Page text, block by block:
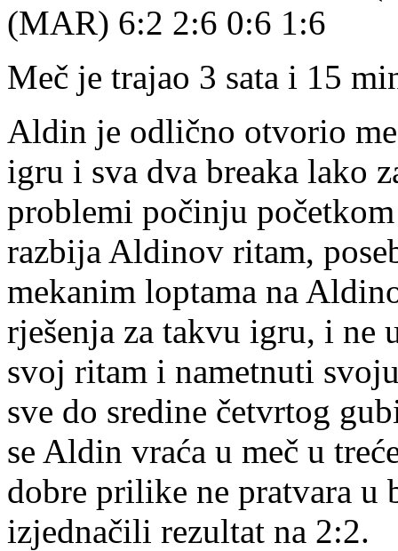
(MAR) 6:2 2:6 0:6 1:6
Meč je trajao 3 sata i 15
Aldin je odlično otvorio
igru i sva dva breaka lako
problemi počinju
razbija Aldinov ritam,
mekanim loptama na
rješenja za takvu igru, i ne
svoj ritam i nametnuti
sve do sredine četvrtog
se Aldin vraća u meč u
dobre prilike ne pratvara u
izjednačili rezultat na 2:2.